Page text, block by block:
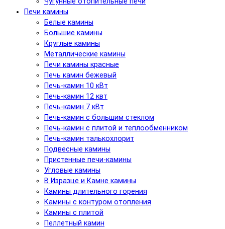
Печи камины
Белые камины
Большие камины
Круглые камины
Металлические камины
Печи камины красные
Печь камин бежевый
Печь-камин 10 кВт
Печь-камин 12 квт
Печь-камин 7 кВт
Печь-камин с большим стеклом
Печь-камин с плитой и теплообменником
Печь-камин талькохлорит
Подвесные камины
Пристенные печи-камины
Угловые камины
В Изразце и Камне камины
Камины длительного горения
Камины с контуром отопления
Камины с плитой
Пеллетный камин